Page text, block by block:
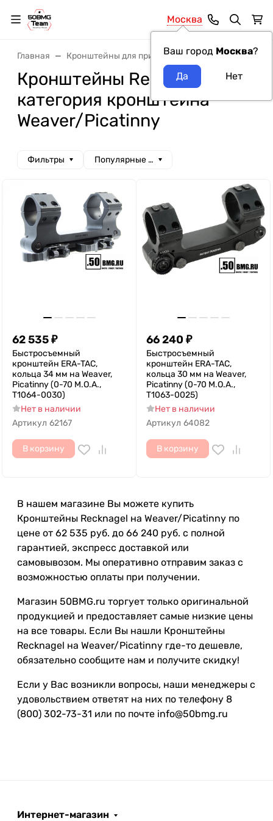
Москва
Ваш город Москва?
Главная Кронштейны для прицелов Кронштейны
Кронштейны Recknagel
категория кронштейна
Weaver/Picatinny
Фильтры Популярные сначала
62 535₽
Быстросъемный
кронштейн ERA-TAC,
кольца 34 мм на Weaver,
Picatinny (0-70 M.O.A.,
T1064-0030)
Нет в наличии
Артикул 62167
В корзину
66 240 ₽
Быстросъемный
кронштейн ERA-TAC,
кольца 30 мм на Weaver,
Picatinny (0-70 M.O.A.,
T1063-0025)
Нет в наличии
Артикул 64082
В корзину
В нашем магазине Вы можете купить
Кронштейны Recknagel на Weaver/Picatinny по
цене от 62 535 руб. до 66 240 руб. с полной
гарантией, экспресс доставкой или
самовывозом. Мы оперативно отправим заказ с
возможностью оплаты при получении.
Магазин 50BMG.ru торгует только оригинальной
продукцией и предоставляет самые низкие цены
на все товары. Если Вы нашли Кронштейны
Recknagel на Weaver/Picatinny где-то дешевле,
обязательно сообщите нам и получите скидку!
Если у Вас возникли вопросы, наши менеджеры с
удовольствием ответят на них по телефону 8
(800) 302-73-31 или по почте info@50bmg.ru
Интернет-магазин